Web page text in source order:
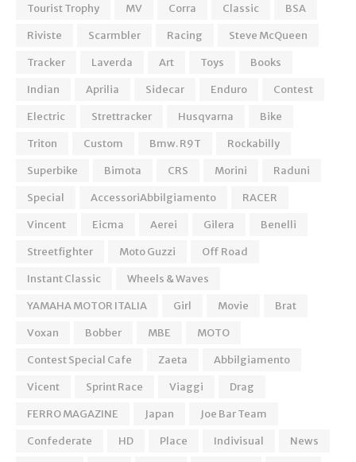
Tourist Trophy
MV Corra Classic
BSA
Riviste
Scarmbler Racing
Steve McQueen
Tracker
Laverda Art Toys
Books
Indian
Aprilia Sidecar Enduro
Contest
Electric
Strettracker Husqvarna
Bike
Triton
Custom Bmw. R9T
Rockabilly
Superbike
Bimota CRS Morini
Raduni
Special
AccessoriAbbilgiamento
RACER
Vincent
Eicma Aerei Gilera
Benelli
Streetfighter
Moto Guzzi
Off Road
Instant Classic
Wheels & Waves
YAMAHA MOTOR ITALIA
Girl Movie
Brat
Voxan
Bobber MBE
MOTO
Contest Special Cafe
Zaeta
Abbilgiamento
Vicent
Sprint Race Viaggi
Drag
FERRO MAGAZINE
Japan
Joe Bar Team
Confederate
HD Place Indivisual
News